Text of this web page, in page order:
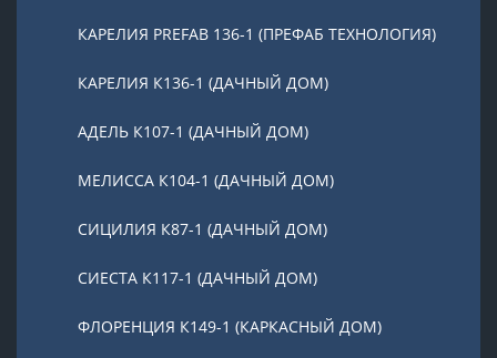
КАРЕЛИЯ PREFAB 136-1 (ПРЕФАБ ТЕХНОЛОГИЯ)
КАРЕЛИЯ К136-1 (ДАЧНЫЙ ДОМ)
АДЕЛЬ К107-1 (ДАЧНЫЙ ДОМ)
МЕЛИССА К104-1 (ДАЧНЫЙ ДОМ)
СИЦИЛИЯ К87-1 (ДАЧНЫЙ ДОМ)
СИЕСТА К117-1 (ДАЧНЫЙ ДОМ)
ФЛОРЕНЦИЯ К149-1 (КАРКАСНЫЙ ДОМ)